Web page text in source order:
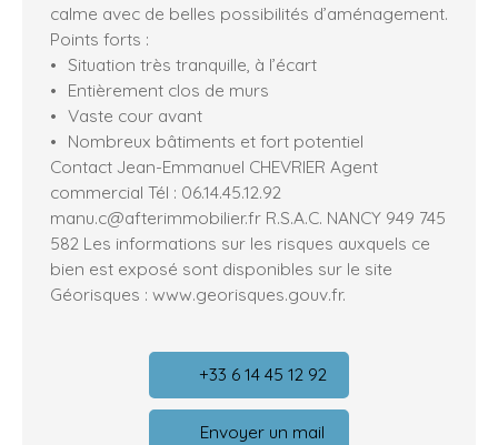
calme avec de belles possibilités d’aménagement.
Points forts :
Situation très tranquille, à l’écart
Entièrement clos de murs
Vaste cour avant
Nombreux bâtiments et fort potentiel
Contact Jean-Emmanuel CHEVRIER Agent
commercial Tél : 06.14.45.12.92
manu.c@afterimmobilier.fr R.S.A.C. NANCY 949 745
582 Les informations sur les risques auxquels ce
bien est exposé sont disponibles sur le site
Géorisques : www.georisques.gouv.fr.
+33 6 14 45 12 92
Envoyer un mail